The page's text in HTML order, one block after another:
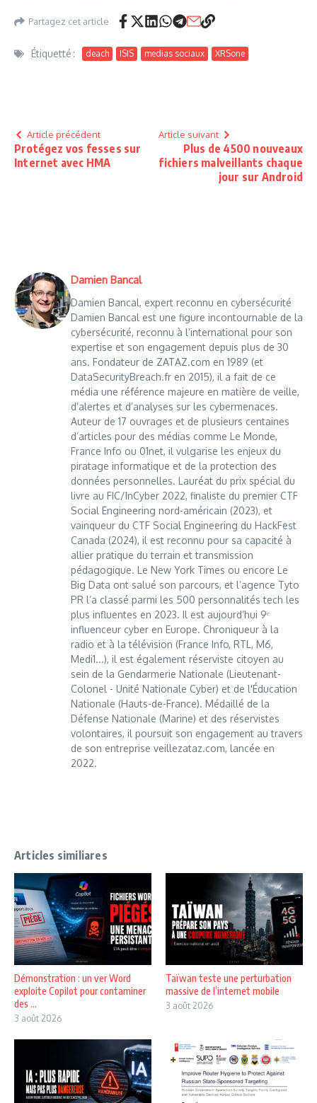
Partagez cet article
Étiquetté : deach ISIS medias sociaux XRSone
Article précédent
Protégez vos fesses sur
Internet avec HMA
Article suivant
Plus de 4500 nouveaux
fichiers malveillants chaque
jour sur Android
Damien Bancal
Damien Bancal, expert reconnu en cybersécurité
Damien Bancal est une figure incontournable de la
cybersécurité, reconnu à l’international pour son
expertise et son engagement depuis plus de 30
ans. Fondateur de ZATAZ.com en 1989 (et
DataSecurityBreach.fr en 2015), il a fait de ce
média une référence majeure en matière de veille,
d’alertes et d’analyses sur les cybermenaces.
Auteur de 17 ouvrages et de plusieurs centaines
d’articles pour des médias comme Le Monde,
France Info ou 01net, il vulgarise les enjeux du
piratage informatique et de la protection des
données personnelles. Lauréat du prix spécial du
livre au FIC/InCyber 2022, finaliste du premier CTF
Social Engineering nord-américain (2023), et
vainqueur du CTF Social Engineering du HackFest
Canada (2024), il est reconnu pour sa capacité à
allier pratique du terrain et transmission
pédagogique. Le New York Times ou encore Le
Big Data ont salué son parcours, et l’agence Tyto
PR l’a classé parmi les 500 personnalités tech les
plus influentes en 2023. Il est aujourd’hui 9ᵉ
influenceur cyber en Europe. Chroniqueur à la
radio et à la télévision (France Info, RTL, M6,
Medi1...), il est également réserviste citoyen au
sein de la Gendarmerie Nationale (Lieutenant-
Colonel - Unité Nationale Cyber) et de l'Éducation
Nationale (Hauts-de-France). Médaillé de la
Défense Nationale (Marine) et des réservistes
volontaires, il poursuit son engagement au travers
de son entreprise veillezataz.com, lancée en
2022.
Articles similiares
Démonstration : un ver Word
exploite Copilot pour contaminer
des ...
3 août 2026
Taïwan teste une perturbation
massive de l’internet mobile
3 août 2026